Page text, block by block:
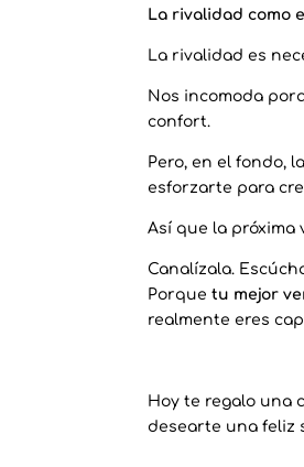
La rivalidad como
La rivalidad es
Nos incomoda
confort.
Pero, en el fondo,
esforzarte para
Así que la próxima
Canalízala.
Porquetu mejor
realmente eres
Hoy te regalo una
desearte una feliz